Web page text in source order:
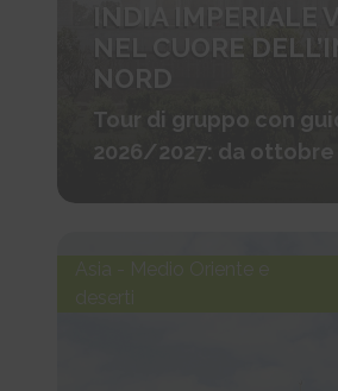
INDIA IMPERIALE
NEL CUORE
NORD
Tour di gruppo con
2026/2027: da ottobre
Asia - Medio Oriente e
deserti